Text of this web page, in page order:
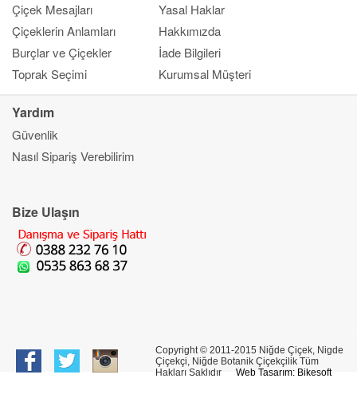
Çiçek Mesajları
Çiçeklerin Anlamları
Burçlar ve Çiçekler
Toprak Seçimi
Yasal Haklar
Hakkımızda
İade Bilgileri
Kurumsal Müşteri
Yardım
Güvenlik
Nasıl Sipariş Verebilirim
Bize Ulaşın
Copyright © 2011-2015 Niğde Çiçek, Nigde
Çiçekçi, Niğde Botanik Çiçekçilik Tüm
Hakları Saklıdır Web Tasarım: Bikesoft
Kapat
Ana Sayfa
Banka Bilgileri
Bilgi Merkezi
İletşim